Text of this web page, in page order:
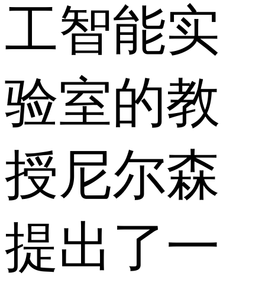
工智能实
验室的教
授尼尔森
提出了一